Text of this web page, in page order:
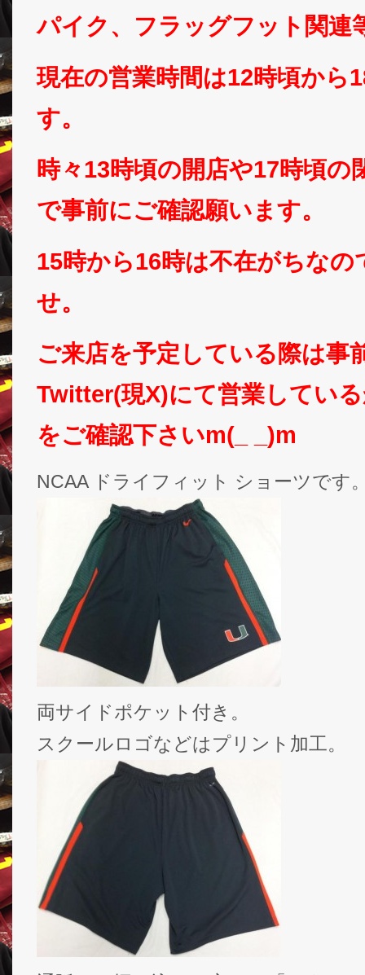
パイク、フラッグフット関連
現在の営業時間は12時頃から
す。
時々13時頃の開店や17時頃の
で事前にご確認願います。
15時から16時は不在がちなの
せ。
ご来店を予定している際は事
Twitter(現X)にて営業してい
をご確認下さいm(_ _)m
NCAA ドライフィット ショーツです
両サイドポケット付き。
スクールロゴなどはプリント加工。